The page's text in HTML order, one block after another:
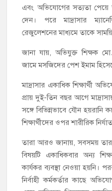
এবং অভিযোগের সত্যতা পেয়ে
দেন। পরে মাদ্রাসার
রেজুলেশনের মাধ্যমে তাকে
জানা যায়, অভিযুক্ত শিক্ষক মো.
জামে মসজিদের পেশ ইমাম
মাদ্রাসার একাধিক শিক্ষার্থী
প্রায় দুই-তিন বছর আগে
সঙ্গে বিভিন্নভাবে যৌন
শিক্ষার্থীদের ওপর শারীরিক
তারা আরও জানায়, সবসময়
বিষয়টি একাধিকবার অন্য
কার্যকর ব্যবস্থা নেওয়া হয়নি।
নির্বাহী কর্মকর্তার কাছে